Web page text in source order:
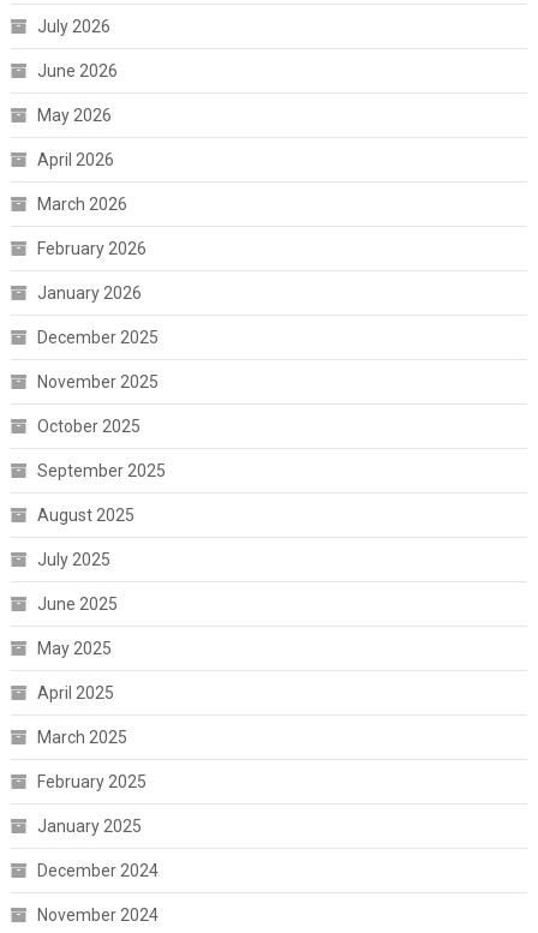
July 2026
June 2026
May 2026
April 2026
March 2026
February 2026
January 2026
December 2025
November 2025
October 2025
September 2025
August 2025
July 2025
June 2025
May 2025
April 2025
March 2025
February 2025
January 2025
December 2024
November 2024